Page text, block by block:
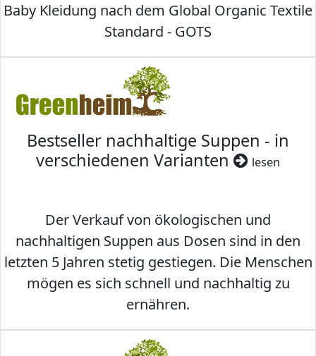
Baby Kleidung nach dem Global Organic Textile
Standard - GOTS
Bestseller nachhaltige Suppen - in
verschiedenen Varianten
lesen
Der Verkauf von ökologischen und
nachhaltigen Suppen aus Dosen sind in den
letzten 5 Jahren stetig gestiegen. Die Menschen
mögen es sich schnell und nachhaltig zu
ernähren.